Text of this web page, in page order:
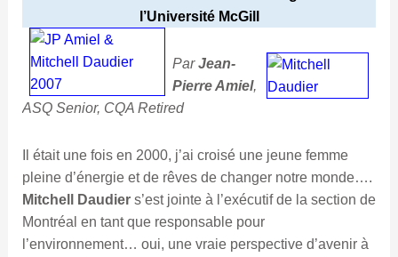
l’Université McGill
ParJean-
Pierre Amiel,
ASQ Senior, CQA Retired
Il était une fois en 2000, j’ai croisé une jeune femme
pleine d’énergie et de rêves de changer notre monde….
Mitchell Daudiers’est jointe à l’exécutif de la section de
Montréal en tant que responsable pour
l’environnement… oui, une vraie perspective d’avenir à